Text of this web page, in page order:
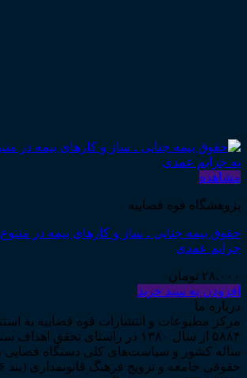
مشاهده
پژوهشگاه قوه قضاییه
حقوق بیمه جنایی ـ ساز و کارهای بیمه در
جرایم عمدی
۲۸,۰۰۰ تومان
افزودن به سبد خرید
درباره ما
مرکز مطبوعات و انتشارات قوه قضاییه به
۵۸۸۴ از سال ۱۳۸۰ در راستای تحقق
ساله کشور و سیاست‌های کلی دستگاه قضایی